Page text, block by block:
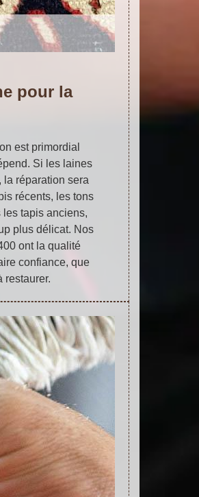
pour la
est primordial
Si les laines
réparation sera
récents, les tons
tapis anciens,
plus délicat. Nos
ont la qualité
confiance, que
restaurer.